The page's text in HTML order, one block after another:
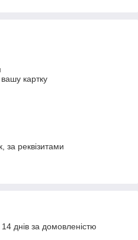
картку
за реквізитами
днів за домовленістю